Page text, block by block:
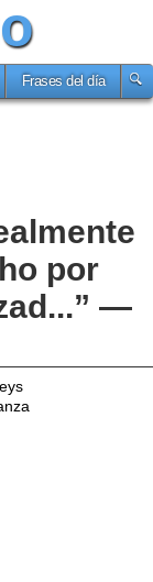
Frases del día
por
—